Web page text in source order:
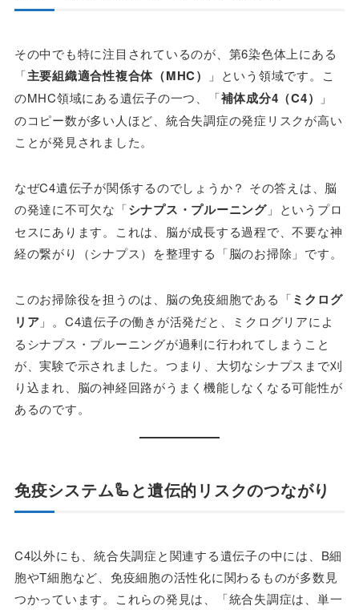
その中でも特に注目されているのが、第6染色体上にある
「主要組織適合性複合体（MHC）
」という領域です。こ
のMHC領域にある遺伝子の一つ、「補体成分4（C4）
」
のコピー数が多い人ほど、統合失調症の発症リスクが高い
ことが発見されました。
なぜC4遺伝子が関係するのでしょうか？ その答えは、脳
の発達に不可欠な「シナプス・プルーニング」というプロ
セスにあります。これは、脳が成長する過程で、不要な神
経の繋がり（シナプス）を整理する「脳のお掃除」です。
このお掃除役を担うのは、脳の免疫細胞である「ミクログ
リア 」。C4遺伝子の働きが活発だと、ミクログリアによ
るシナプス・プルーニングが過剰に行われてしまうこと
が、実験で示されました。つまり、大切なシナプスまで刈
り込まれ、脳の神経回路がうまく機能しなくなる可能性が
あるのです。
免疫システム🦾と遺伝的リスクのつながり
C4以外にも、統合失調症と関連する遺伝子の中には、B細
胞やT細胞など、免疫細胞の活性化に関わるものが多数見
つかっています。これらの発見は、「統合失調症は、単一